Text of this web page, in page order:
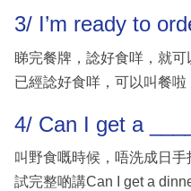
3/ I’m ready to
睇完餐牌，諗好食咩，就可
已經諗好食咩，可以叫餐啦
4/ Can I get a
叫野食嘅時候，唔洗成日
試完整啲講Can I get a